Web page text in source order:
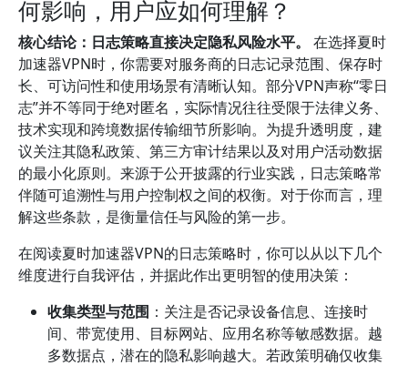
何影响，用户应如何理解？
核心结论：日志策略直接决定隐私风险水平。
在选择夏时
加速器VPN时，你需要对服务商的日志记录范围、保存时
长、可访问性和使用场景有清晰认知。部分VPN声称“零日
志”并不等同于绝对匿名，实际情况往往受限于法律义务、
技术实现和跨境数据传输细节所影响。为提升透明度，建
议关注其隐私政策、第三方审计结果以及对用户活动数据
的最小化原则。来源于公开披露的行业实践，日志策略常
伴随可追溯性与用户控制权之间的权衡。对于你而言，理
解这些条款，是衡量信任与风险的第一步。
在阅读夏时加速器VPN的日志策略时，你可以从以下几个
维度进行自我评估，并据此作出更明智的使用决策：
收集类型与范围 ：关注是否记录设备信息、连接时
间、带宽使用、目标网站、应用名称等敏感数据。越
多数据点，潜在的隐私影响越大。若政策明确仅收集